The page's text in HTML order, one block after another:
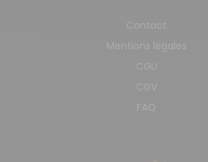
Contact
Mentions légales
CGU
CGV
FAQ